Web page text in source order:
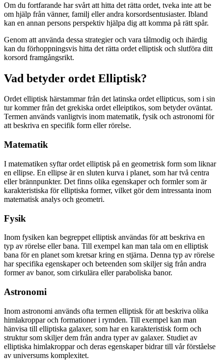
Om du fortfarande har svårt att hitta det rätta ordet, tveka inte att be
om hjälp från vänner, familj eller andra korsordsentusiaster. Ibland
kan en annan persons perspektiv hjälpa dig att komma på rätt spår.
Genom att använda dessa strategier och vara tålmodig och ihärdig
kan du förhoppningsvis hitta det rätta ordet elliptisk och slutföra ditt
korsord framgångsrikt.
Vad betyder ordet Elliptisk?
Ordet elliptisk härstammar från det latinska ordet ellipticus, som i sin
tur kommer från det grekiska ordet elleiptikos, som betyder oväntat.
Termen används vanligtvis inom matematik, fysik och astronomi för
att beskriva en specifik form eller rörelse.
Matematik
I matematiken syftar ordet elliptisk på en geometrisk form som liknar
en ellipse. En ellipse är en sluten kurva i planet, som har två centra
eller brännpunkter. Det finns olika egenskaper och formler som är
karakteristiska för elliptiska former, vilket gör dem intressanta inom
matematisk analys och geometri.
Fysik
Inom fysiken kan begreppet elliptisk användas för att beskriva en
typ av rörelse eller bana. Till exempel kan man tala om en elliptisk
bana för en planet som kretsar kring en stjärna. Denna typ av rörelse
har specifika egenskaper och beteenden som skiljer sig från andra
former av banor, som cirkulära eller paraboliska banor.
Astronomi
Inom astronomi används ofta termen elliptisk för att beskriva olika
himlakroppar och formationer i rymden. Till exempel kan man
hänvisa till elliptiska galaxer, som har en karakteristisk form och
struktur som skiljer dem från andra typer av galaxer. Studiet av
elliptiska himlakroppar och deras egenskaper bidrar till vår förståelse
av universums komplexitet.